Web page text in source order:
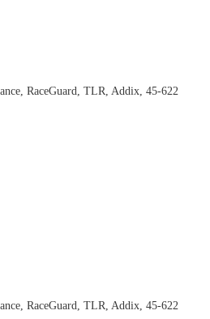
RaceGuard, TLR, Addix, 45-622
RaceGuard, TLR, Addix, 45-622